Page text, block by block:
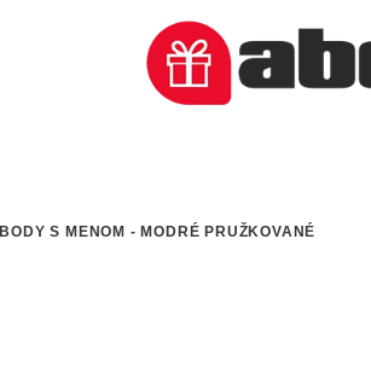
BODY S MENOM - MODRÉ PRUŽKOVANÉ